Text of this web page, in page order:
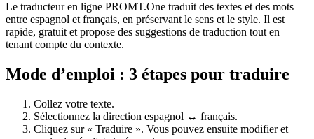
Le traducteur en ligne PROMT.One traduit des textes et des mots
entre espagnol et français, en préservant le sens et le style. Il est
rapide, gratuit et propose des suggestions de traduction tout en
tenant compte du contexte.
Mode d’emploi : 3 étapes pour traduire
Collez votre texte.
Sélectionnez la direction espagnol ↔ français.
Cliquez sur « Traduire ». Vous pouvez ensuite modifier et